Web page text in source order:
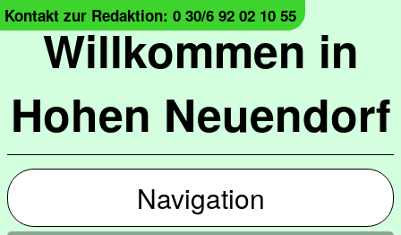
Willkommen in
Hohen Neuendorf
Kontakt zur Redaktion: 0 30/6 92 02 10 55
Navigation